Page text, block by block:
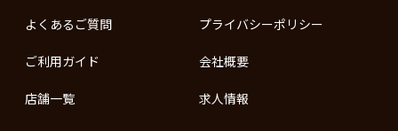
よくあるご質問
ご利用ガイド
店舗一覧
プライバシーポリシー
会社概要
求人情報